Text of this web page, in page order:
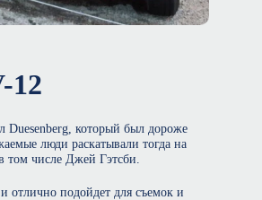
12
Duesenberg, который был дороже
люди раскатывали тогда на
том числе Джей Гэтсби.
отлично подойдет для съемок и